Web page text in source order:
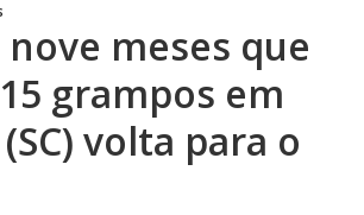
nove meses que
grampos em
volta para o